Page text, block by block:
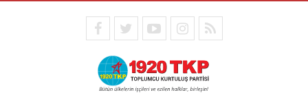
facebooktwitteryoutubeinstagram
RSS